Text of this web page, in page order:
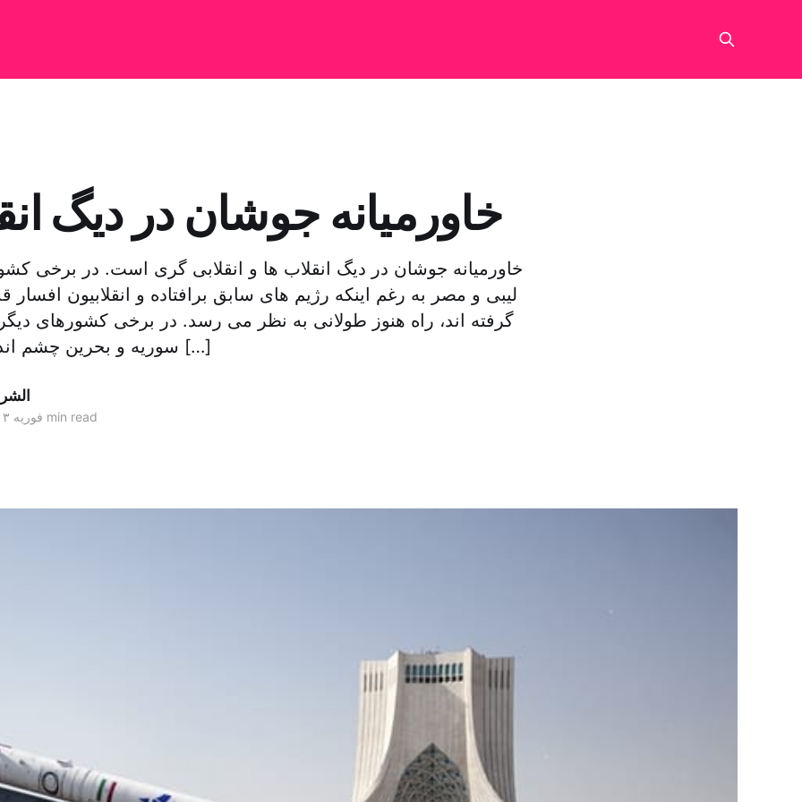
خاورمیانه جوشان در دیگ
خاورمیانه جوشان در دیگ انقلاب ها و انقلابی گری است. در برخی
لیبی و مصر به رغم اینکه رژیم های سابق برافتاده و انقلابیون
گرفته اند، راه هنوز طولانی به نظر می رسد. در برخی کشورهای
سوریه و بحرین چشم انداز امیدوار کننده […]
۱۳ فوریه ۲۰۱۳ 5 min read